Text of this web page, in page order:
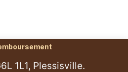
1L1, Plessisville.